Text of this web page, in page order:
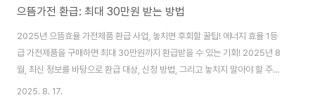
으뜸가전 환급: 최대 30만원 받는 방법
2025년 으뜸효율 가전제품 환급 사업, 놓치면 후회할 꿀팁! 에너지 효율 1등
급 가전제품을 구매하면 최대 30만원까지 환급받을 수 있는 기회! 2025년 8
월, 최신 정보를 바탕으로 환급 대상, 신청 방법, 그리고 놓치지 말아야 할 주의
사항까지 A부터 Z까지 알려드릴게요. 안녕하세요! 최근 가전제품 교체를 고민
2025. 8. 17.